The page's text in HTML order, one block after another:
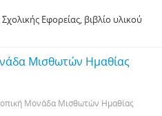
Εφορείας, βιβλίο υλικού
Μισθωτών Ημαθίας
Μονάδα Μισθωτών Ημαθίας